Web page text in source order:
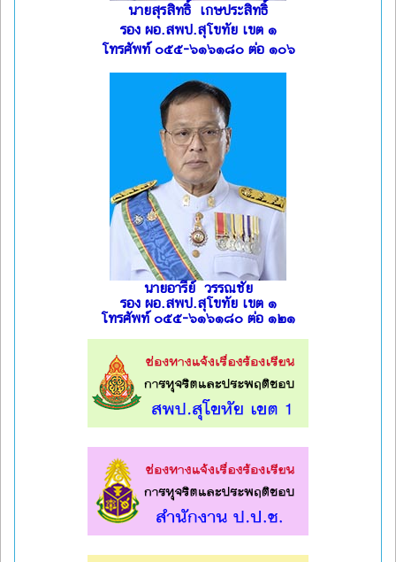
นายสุรสิทธิ์ เกษประสิทธิ์
รอง ผอ.สพป.สุโขทัย เขต ๑
โทรศัพท์ ๐๕๕-๖๑๖๑๘๐ ต่อ ๑๐๖
นายอารีย์ วรรณชัย
รอง ผอ.สพป.สุโขทัย เขต ๑
โทรศัพท์ ๐๕๕-๖๑๖๑๘๐ ต่อ ๑๒๑